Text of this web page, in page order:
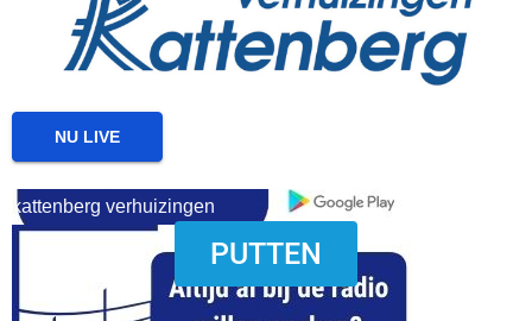
download onzze App
kattenberg verhuizingen
NU LIVE
PUTTEN